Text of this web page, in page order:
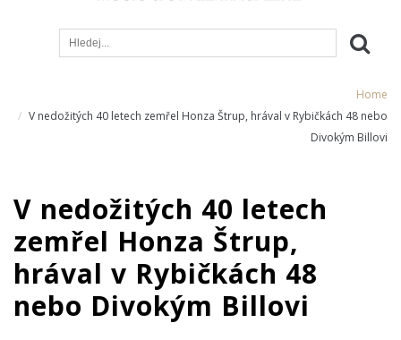
Home
V nedožitých 40 letech zemřel Honza Štrup, hrával v Rybičkách 48 nebo
Divokým Billovi
V nedožitých 40 letech
zemřel Honza Štrup,
hrával v Rybičkách 48
nebo Divokým Billovi